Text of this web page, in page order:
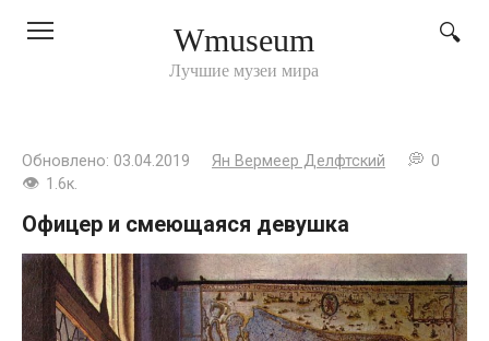
Wmuseum
Лучшие музеи мира
Обновлено: 03.04.2019 Ян Вермеер Делфтский
0
1.6к.
Офицер и смеющаяся девушка